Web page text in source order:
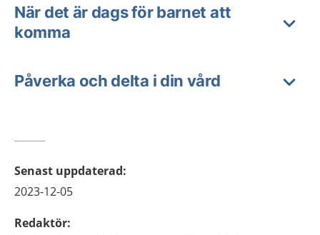
När det är dags för barnet att
komma
Påverka och delta i din vård
Senast uppdaterad:
2023-12-05
Redaktör: